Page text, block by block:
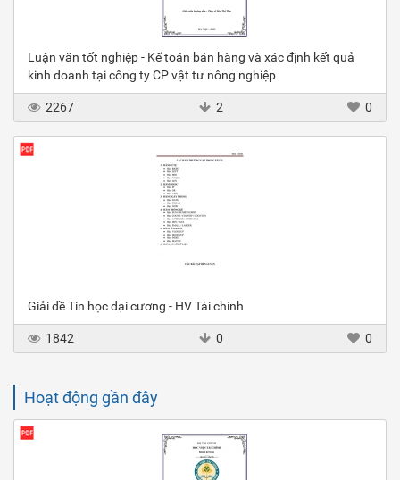
Luận văn tốt nghiệp - Kế toán bán hàng và xác định kết quả
kinh doanh tại công ty CP vật tư nông nghiệp
2267 2 0
Giải đề Tin học đại cương - HV Tài chính
1842 0 0
Hoạt động gần đây